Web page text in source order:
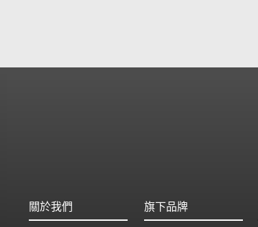
關於我們 旗下品牌